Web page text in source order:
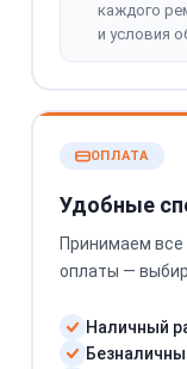
каждого
и условия
ОПЛАТА
Удобные
Принимаем
оплаты —
Наличный